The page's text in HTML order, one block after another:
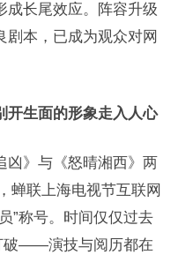
成长尾效应。阵容升级
剧本，已成为观众对网
开生面的形象走入人心
》与《怒晴湘西》两
蝉联上海电视节互联网
”称号。时间仅仅过去
破——演技与阅历都在